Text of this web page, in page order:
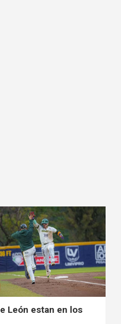
León estan en los